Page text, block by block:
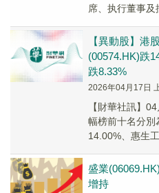
席、执行董事及
【異動股】港
(00574.HK)跌
跌8.33%
2026年04月17日
【財華社訊】
幅榜前十名分
14.00%、惠生
盛業
增持